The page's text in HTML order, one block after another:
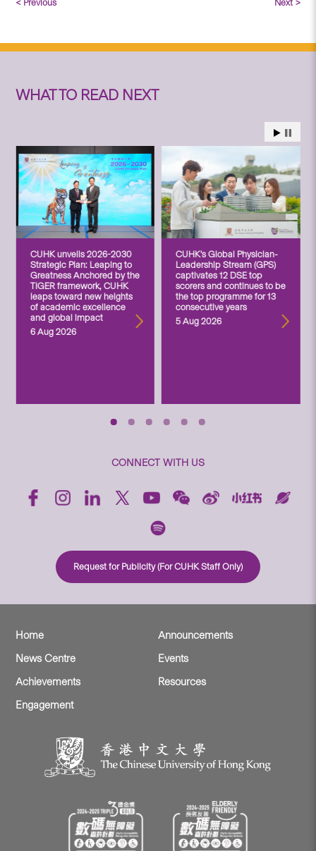
< Previous Next >
WHAT TO READ NEXT
CUHK unveils 2026-2030
Strategic Plan: Leaping to
Greatness Anchored by the
TIGER framework, CUHK
leaps toward new heights
of academic excellence
and global impact
6 Aug 2026
CUHK’s Global Physician-
Leadership Stream (GPS)
captivates 12 DSE top
scorers and continues to be
the top programme for 13
consecutive years
5 Aug 2026
CONNECT WITH US
Request for Publicity (For CUHK Staff Only)
Home
Announcements
News Centre
Events
Achievements
Resources
Engagement